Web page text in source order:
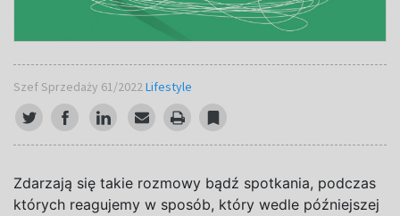
Szef Sprzedaży 61/2022Lifestyle
Zdarzają się takie rozmowy bądź spotkania, podczas
których reagujemy w sposób, który wedle późniejszej